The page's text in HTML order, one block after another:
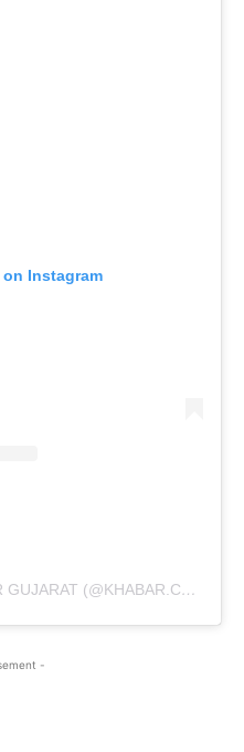
Instagram
A POST SHARED BY KHABAR GUJARAT (@KHABAR.COMMUNICATION)
-